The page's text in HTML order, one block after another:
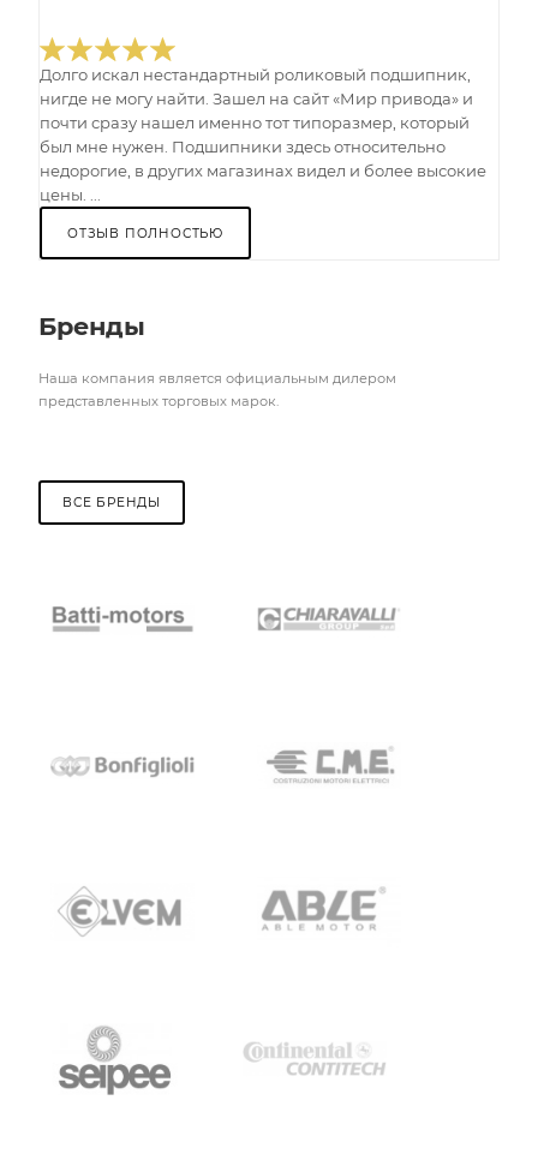
Долго искал нестандартный роликовый подшипник,
нигде не могу найти. Зашел на сайт «Мир привода» и
почти сразу нашел именно тот типоразмер, который
был мне нужен. Подшипники здесь относительно
недорогие, в других магазинах видел и более высокие
цены. ...
ОТЗЫВ ПОЛНОСТЬЮ
Бренды
Наша компания является официальным дилером
представленных торговых марок.
ВСЕ БРЕНДЫ